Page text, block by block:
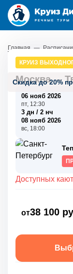
Главная —
Скидка до 20%
КРУИЗ
Москва –
06 нояб 2026
пт, 12:30
3 дн / 2 нч
08 нояб 2026
вс, 18:00
Доступных
от38 100